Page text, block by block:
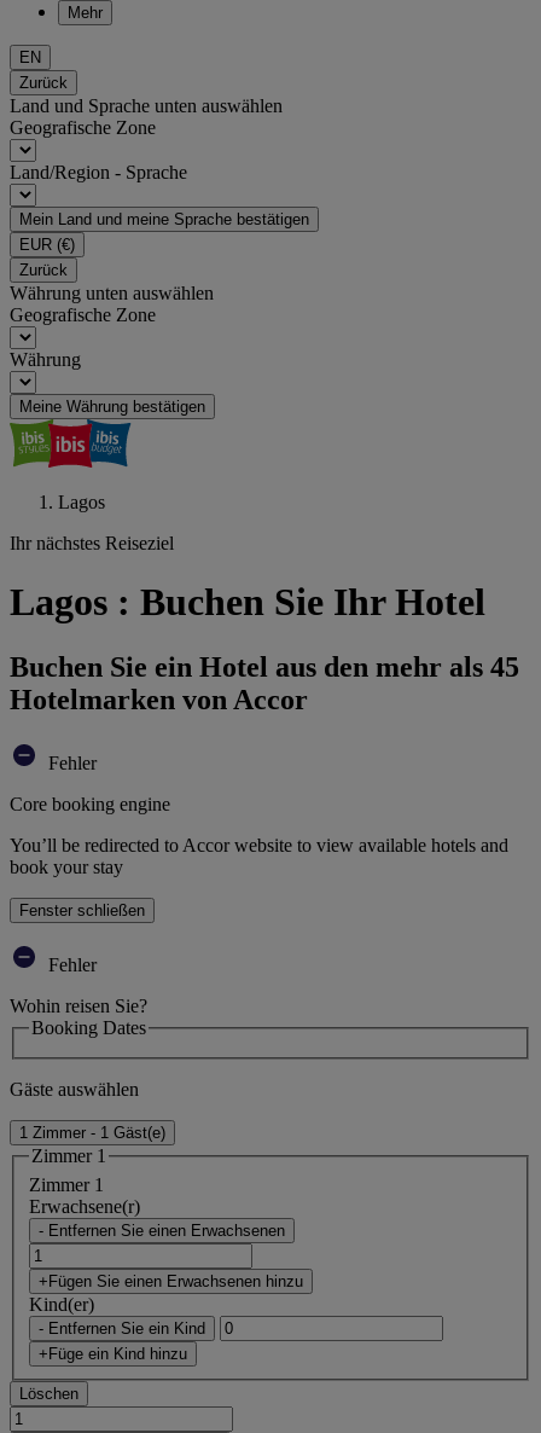
Mehr
EN
Zurück
Land und Sprache unten auswählen
Geografische Zone
Land/Region - Sprache
Mein Land und meine Sprache bestätigen
EUR (€)
Zurück
Währung unten auswählen
Geografische Zone
Währung
Meine Währung bestätigen
Lagos
Ihr nächstes Reiseziel
Lagos : Buchen Sie Ihr Hotel
Buchen Sie ein Hotel aus den mehr als 45
Hotelmarken von Accor
Fehler
Core booking engine
You’ll be redirected to Accor website to view available hotels and
book your stay
Fenster schließen
Fehler
Wohin reisen Sie?
Booking Dates
Gäste auswählen
1 Zimmer - 1 Gäst(e)
Zimmer 1
Zimmer 1
Erwachsene(r)
- Entfernen Sie einen Erwachsenen
+Fügen Sie einen Erwachsenen hinzu
Kind(er)
- Entfernen Sie ein Kind
+Füge ein Kind hinzu
Löschen